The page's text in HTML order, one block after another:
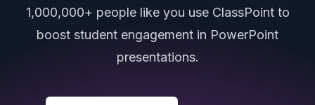
1,000,000+ people like you use ClassPoint to
boost student engagement in PowerPoint
presentations.